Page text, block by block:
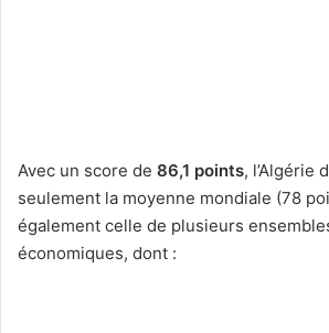
Avec un score de 86,1 points, l’Algérie
seulement la moyenne mondiale (78
également celle de plusieurs
économiques, dont :